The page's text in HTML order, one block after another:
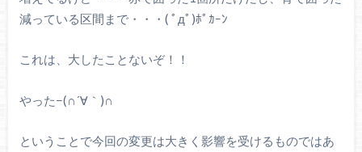
減っている区間まで・・・( ﾟдﾟ)ﾎﾟｶｰﾝ
これは、大したことないぞ！！
やった−(∩´∀｀)∩
ということで今回の変更は大きく影響を受けるものではあ